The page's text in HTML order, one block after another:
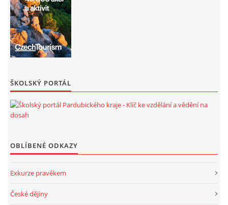
ŠKOLSKÝ PORTÁL
OBLÍBENÉ ODKAZY
Exkurze pravěkem
České dějiny